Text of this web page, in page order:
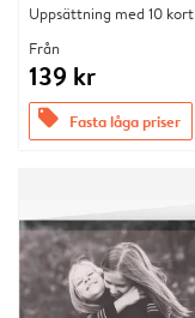
Uppsättning med 10 kort
Från
139 kr
offers Fasta låga priser